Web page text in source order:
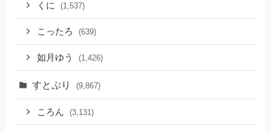
くに (1,537)
こったろ (639)
如月ゆう (1,426)
すとぷり (9,867)
ころん (3,131)